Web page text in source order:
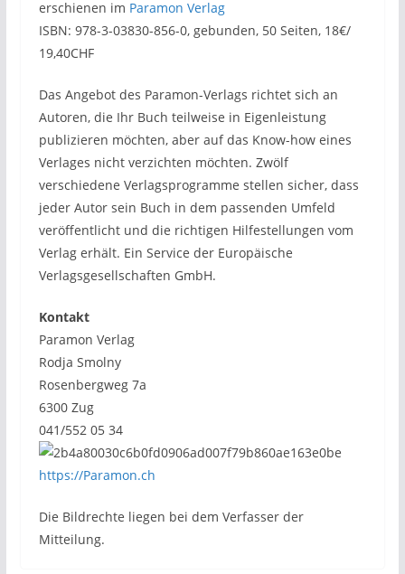
erschienen im Paramon Verlag
ISBN: 978-3-03830-856-0, gebunden, 50 Seiten, 18€/
19,40CHF
Das Angebot des Paramon-Verlags richtet sich an
Autoren, die Ihr Buch teilweise in Eigenleistung
publizieren möchten, aber auf das Know-how eines
Verlages nicht verzichten möchten. Zwölf
verschiedene Verlagsprogramme stellen sicher, dass
jeder Autor sein Buch in dem passenden Umfeld
veröffentlicht und die richtigen Hilfestellungen vom
Verlag erhält. Ein Service der Europäische
Verlagsgesellschaften GmbH.
Kontakt
Paramon Verlag
Rodja Smolny
Rosenbergweg 7a
6300 Zug
041/552 05 34
https://Paramon.ch
Die Bildrechte liegen bei dem Verfasser der
Mitteilung.